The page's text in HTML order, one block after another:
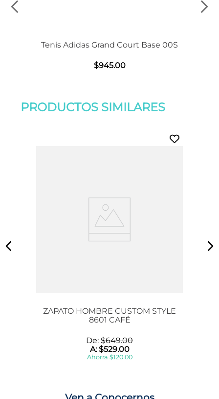
Tenis Adidas Grand Court Base 00S
$945.00
PRODUCTOS SIMILARES
ZAPATO HOMBRE CUSTOM STYLE
8601 CAFÉ
De: $649.00
A:$529.00
Ahorra $120.00